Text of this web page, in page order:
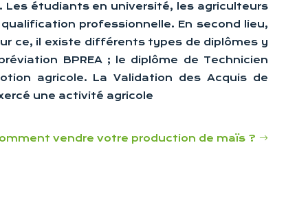
étudiants en université, les agriculteurs
professionnelle. En second lieu,
ce, il existe différents types de diplômes y
BPREA ; le diplôme de Technicien
agricole. La Validation des Acquis de
une activité agricole
vendre votre production de maïs ?